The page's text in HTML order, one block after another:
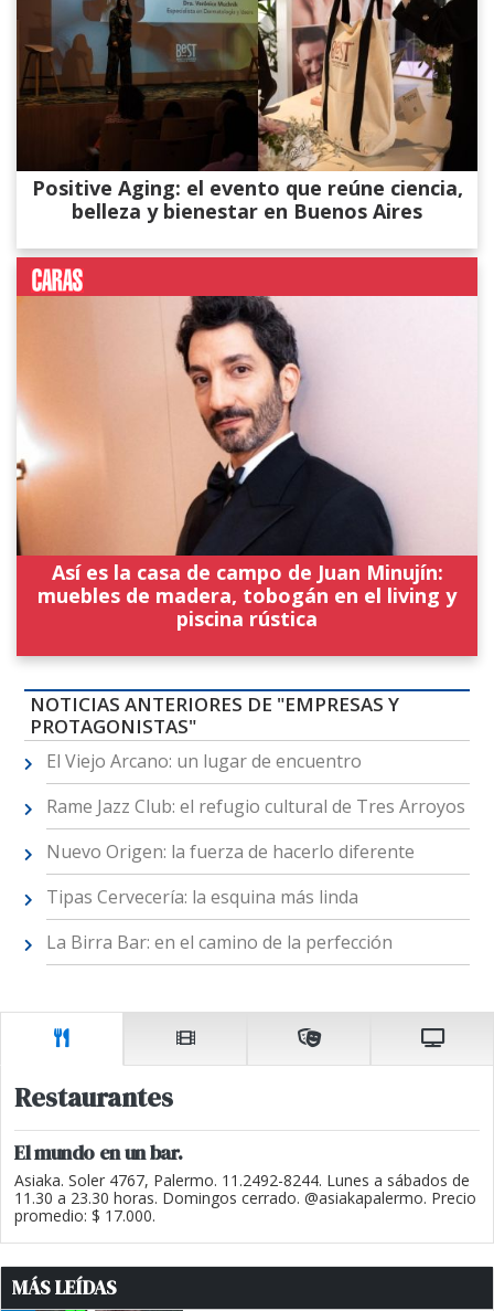
Positive Aging: el evento que reúne ciencia,
belleza y bienestar en Buenos Aires
Así es la casa de campo de Juan Minujín:
muebles de madera, tobogán en el living y
piscina rústica
NOTICIAS ANTERIORES DE "EMPRESAS Y
PROTAGONISTAS"
El Viejo Arcano: un lugar de encuentro
Rame Jazz Club: el refugio cultural de Tres Arroyos
Nuevo Origen: la fuerza de hacerlo diferente
Tipas Cervecería: la esquina más linda
La Birra Bar: en el camino de la perfección
Restaurantes
El mundo en un bar.
Asiaka. Soler 4767, Palermo. 11.2492-8244. Lunes a sábados de
11.30 a 23.30 horas. Domingos cerrado. @asiakapalermo. Precio
promedio: $ 17.000.
MÁS LEÍDAS